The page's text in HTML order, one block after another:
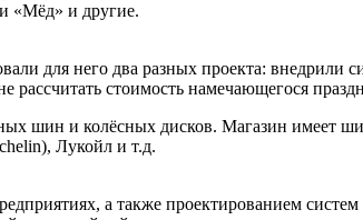
«Мёд» и другие.
для него два разных проекта: внедрили
стоимость намечающегося
шин и колёсных дисков. Магазин имеет
Лукойл и т.д.
а также проектированием